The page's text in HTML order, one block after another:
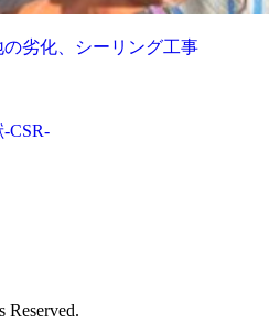
劣化、シーリング工事
CSR-
Reserved.